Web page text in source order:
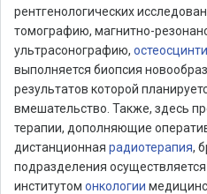
рентгенологических
томографию, магнитно-
ультрасонографию,
выполняется биопсия
результатов которой
вмешательство. Также, здесь
терапии, дополняющие
дистанционная радиотерапия,
подразделения
институтом онкологии